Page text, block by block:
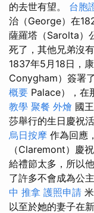
的去世有望。 台胞
治（George）在
薩羅塔（Sarolta）
死了，其他兄弟沒
1837年5月18日，
Conygham）簽署
概要 Palace），在
教學 聚餐 外燴 國
莎舉行的生日慶祝
烏日按摩 作為回應
（Claremont）慶
給禮節太多，所以
了許多不會成為公
中 推拿 護照申請
以至於她的妻子在